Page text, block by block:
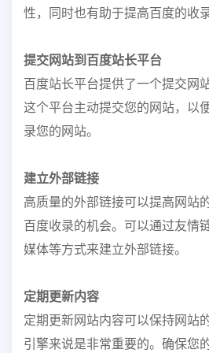
性，同时也有助于提高百度的收录
提交网站到百度站长平台
百度站长平台提供了一个提交网
这个平台主动提交您的网站，以
录您的网站。
建立外部链接
高质量的外部链接可以提高网站
百度收录的机会。可以通过友情
媒体等方式来建立外部链接。
定期更新内容
定期更新网站内容可以保持网站
引擎来说是非常重要的。确保您